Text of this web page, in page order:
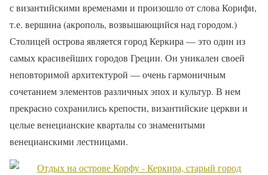
с византийскими временами и произошло от слова Корифи,
т.е. вершина (акрополь, возвышающийся над городом.)
Столицей острова является город Керкира — это один из
самых красивейших городов Греции. Он уникален своей
неповторимой архитектурой — очень гармоничным
сочетанием элементов различных эпох и культур. В нем
прекрасно сохранились крепости, византийские церкви и
целые венецианские кварталы со знаменитыми
венецианскими лестницами.